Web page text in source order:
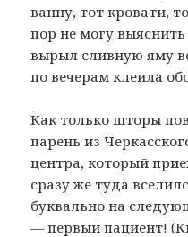
ванну, тот кровати,
пор не могу
вырыл сливную яму
по вечерам клеила
Как только шторы
парень из
центра, который
сразу же туда
буквально на
— первый пациент!